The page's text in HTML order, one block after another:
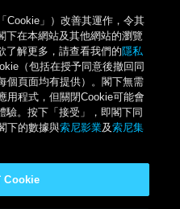
Cookie」）改善其運作，令其
下在本網站及其他網站的瀏覽
了解更多，請查看我們的隱私
（包括在授予同意後撤回同
每個頁面均有提供）。閣下無需
用程式，但關閉Cookie可能會
驗。按下「接受」，即閣下同
下的數據與索尼影業及索尼集
Cookie